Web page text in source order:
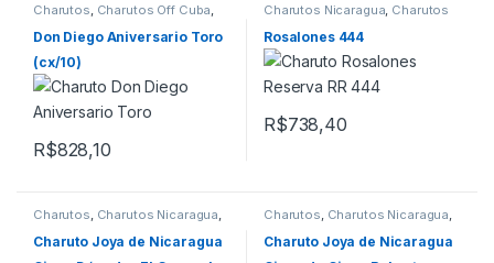
Charutos, Charutos Off Cuba,
Don Diego Aniversario Toro
(cx/10)
R$828,10
Charutos Nicaragua, Charutos
Rosalones 444
R$738,40
Charutos, Charutos Nicaragua,
Charutos Off Cuba
Produtos
Charuto Joya de Nicaragua
Charutos, Charutos Nicaragua,
Charutos Off Cuba
Produtos
Charuto Joya de Nicaragua